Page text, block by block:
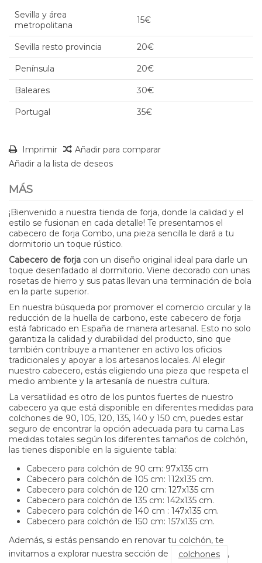
Sevilla y área
metropolitana
15€
Sevilla resto provincia 20€
Península 20€
Baleares 30€
Portugal 35€
Imprimir
Añadir para comparar
Añadir a la lista de deseos
MÁS
¡Bienvenido a nuestra tienda de forja, donde la calidad y el
estilo se fusionan en cada detalle! Te presentamos el
cabecero de forja Combo, una pieza sencilla le dará a tu
dormitorio un toque rústico.
Cabecero de forja con un diseño original ideal para darle un
toque desenfadado al dormitorio. Viene decorado con unas
rosetas de hierro y sus patas llevan una terminación de bola
en la parte superior.
En nuestra búsqueda por promover el comercio circular y la
reducción de la huella de carbono, este cabecero de forja
está fabricado en España de manera artesanal. Esto no solo
garantiza la calidad y durabilidad del producto, sino que
también contribuye a mantener en activo los oficios
tradicionales y apoyar a los artesanos locales. Al elegir
nuestro cabecero, estás eligiendo una pieza que respeta el
medio ambiente y la artesanía de nuestra cultura.
La versatilidad es otro de los puntos fuertes de nuestro
cabecero ya que está disponible en diferentes medidas para
colchones de 90, 105, 120, 135, 140 y 150 cm, puedes estar
seguro de encontrar la opción adecuada para tu cama.Las
medidas totales según los diferentes tamaños de colchón,
las tienes disponible en la siguiente tabla:
Cabecero para colchón de 90 cm: 97x135 cm
Cabecero para colchón de 105 cm: 112x135 cm.
Cabecero para colchón de 120 cm: 127x135 cm
Cabecero para colchón de 135 cm: 142x135 cm.
Cabecero para colchón de 140 cm : 147x135 cm.
Cabecero para colchón de 150 cm: 157x135 cm.
Además, si estás pensando en renovar tu colchón, te
invitamos a explorar nuestra sección de
colchones ,